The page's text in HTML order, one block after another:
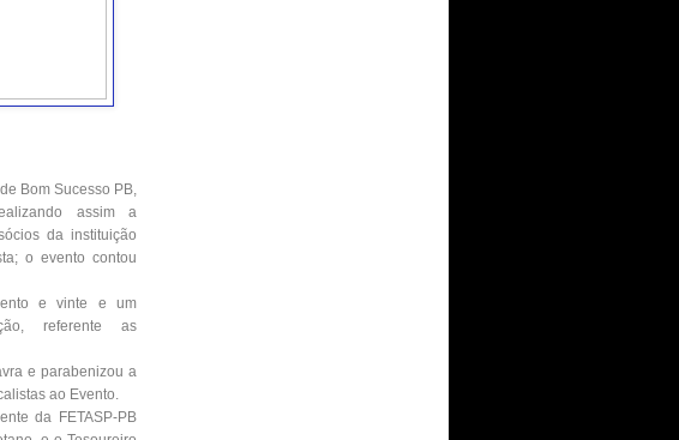
Bom Sucesso PB,
assim a
da instituição
o evento contou
e vinte e um
referente as
e parabenizou a
ao Evento.
da FETASP-PB